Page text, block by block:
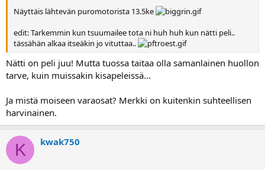
Näyttäis lähtevän puromotorista 13.5ke
edit: Tarkemmin kun tsuumailee tota ni huh huh kun nätti peli..
tässähän alkaa itseäkin jo vituttaa..
Nätti on peli juu! Mutta tuossa taitaa olla samanlainen huollon
tarve, kuin muissakin kisapeleissä...
Ja mistä moiseen varaosat? Merkki on kuitenkin suhteellisen
harvinainen.
K kwak750